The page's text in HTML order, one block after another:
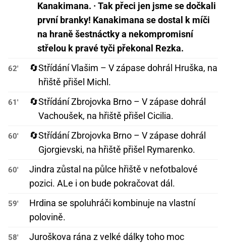
Kanakimana. · Tak přeci jen jsme se dočkali
první branky! Kanakimana se dostal k míči
na hraně šestnáctky a nekompromisní
střelou k pravé tyči překonal Rezka.
62' 🔄Střídání Vlašim – V zápase dohrál Hruška, na
hřiště přišel Michl.
61' 🔄Střídání Zbrojovka Brno – V zápase dohrál
Vachoušek, na hřiště přišel Cicilia.
60' 🔄Střídání Zbrojovka Brno – V zápase dohrál
Gjorgievski, na hřiště přišel Rymarenko.
60'
Jindra zůstal na půlce hřiště v nefotbalové
pozici. ALe i on bude pokračovat dál.
59'
Hrdina se spoluhráči kombinuje na vlastní
polovině.
58'
Juroškova rána z velké dálky toho moc